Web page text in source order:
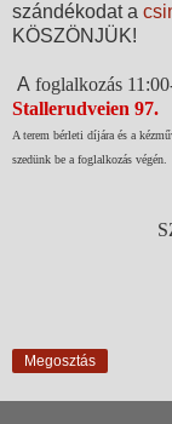
szándékodat a
KÖSZÖNJÜK!
A foglalkozás
Stallerudveien 97.
A terem bérleti díjára és a
szedünk be a foglalkozás végén.
Megosztás